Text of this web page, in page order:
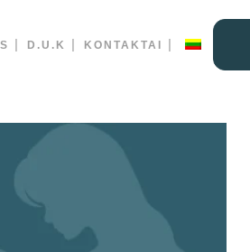
D.U.K KONTAKTAI